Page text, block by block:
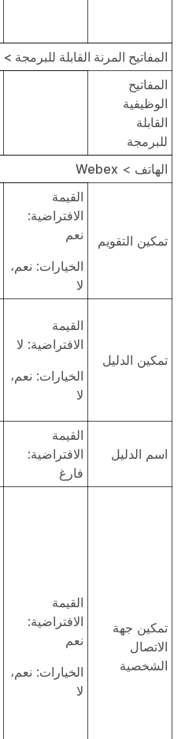
المفاتيح المرنة القابلة للبرمجة >
المفاتيح
الوظيفية
القابلة
للبرمجة
الهاتف >
Webex
تمكين التقويم
القيمة
الافتراضية:
نعم
الخيارات: نعم،
لا
تمكين الدليل
القيمة
الافتراضية: لا
الخيارات: نعم،
لا
اسم الدليل
القيمة
الافتراضية:
فارغ
تمكين جهة
الاتصال
الشخصية
القيمة
الافتراضية:
نعم
الخيارات: نعم،
لا